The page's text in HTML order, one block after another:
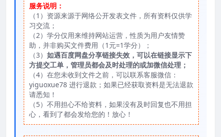
服务说明：
（1）资源来源于网络公开发表文件，所有资料仅供学
习交流；
（2）学分仅用来维持网站运营，性质为用户友情赞
助，并非购买文件费用（1元=1学分）；
（3） 如遇百度网盘分享链接失效，可以在链接显示下
方提交工单，管理员都会及时处理的或加微信处理；
（4）在您未收到文件之前，可以联系客服微信：
yiguoxue78 进行退款；如果已经获取资料是无法退款
请悉知！
（5）不用担心不给资料，如果没有及时回复也不用担
心，看到了都会发给您的！放心！